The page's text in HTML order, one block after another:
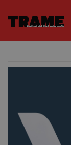
Trame.15
Media &
News & Kit